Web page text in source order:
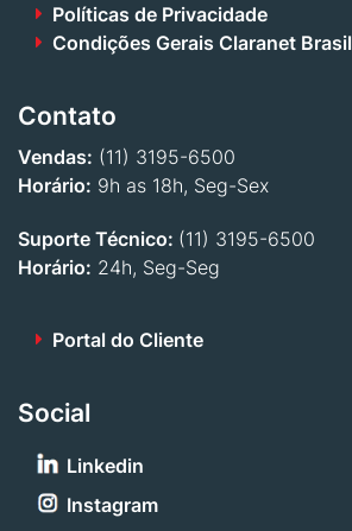
Políticas de Privacidade
Condições Gerais Claranet Brasil
Contato
Vendas: (11) 3195-6500
Horário: 9h as 18h, Seg-Sex
Suporte Técnico: (11) 3195-6500
Horário: 24h, Seg-Seg
Portal do Cliente
Social
Linkedin
Instagram